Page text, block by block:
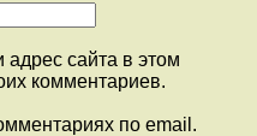
сайта в этом
комментариев.
по email.